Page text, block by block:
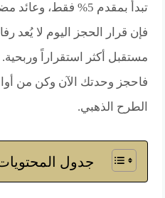
تبدأ بمقدم 5% فقط،
فإن قرار الحجز اليوم لا يُعد
مستقبل أكثر استقراراً وربحية.
فاحجز وحدتك الآن وكن من
الطرح الذهبي.
جدول